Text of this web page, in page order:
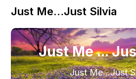
Just Me…Just Silvia
Just Me ...
Just Me…Just